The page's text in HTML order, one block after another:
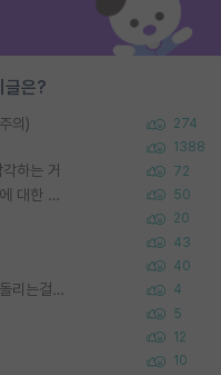
글은?
의) 274
1388
하는 거 72
포스텍 억까에 대해 (동문의 학문적 아웃풋에 대한 반박) 50
20
43
40
왜 후배가 못하는걸 교수님은 내 책임으로 돌리는걸까요? 4
5
12
10